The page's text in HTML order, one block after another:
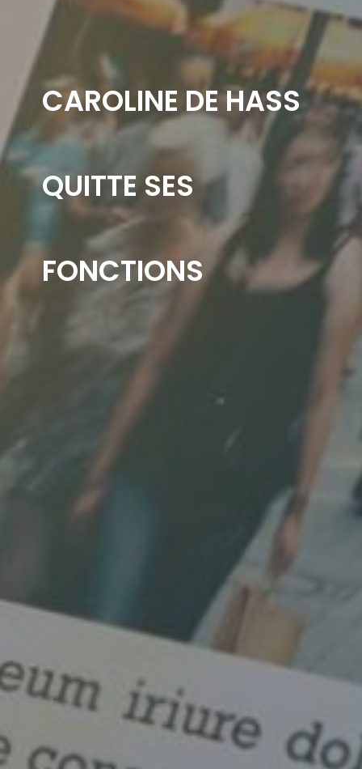
CAROLINE DE HASS
QUITTE SES
FONCTIONS